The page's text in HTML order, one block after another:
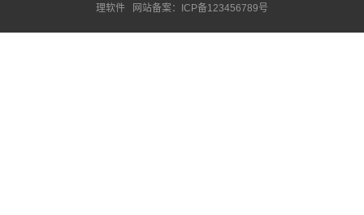
理软件 网站备案：ICP备123456789号